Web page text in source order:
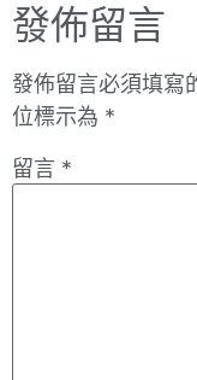
發佈留言
發佈留言必須填寫
位標示為 *
留言 *